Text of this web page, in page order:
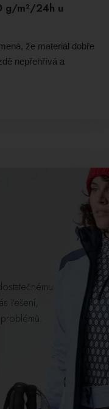
g/m²/24h u
že materiál dobře
nepřehřívá a
řešení,